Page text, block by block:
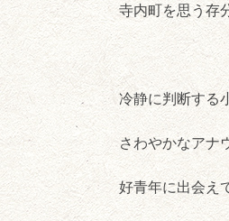
寺内町を思う存
冷静に判断する
さわやかなアナ
好青年に出会え